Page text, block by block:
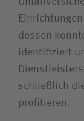
dessen
identifiziert
schließlich
profitieren.